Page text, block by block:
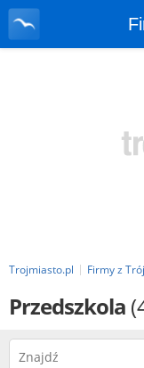
Trojmiasto.pl Firmy z
Przedszkola